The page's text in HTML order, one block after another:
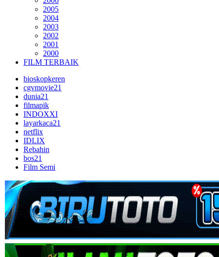
2005
2004
2003
2002
2001
2000
FILM TERBAIK
bioskopkeren
cgvmovie21
dunia21
filmapik
INDOXXI
layarkaca21
netflix
IDLIX
Rebahin
bos21
Film Semi